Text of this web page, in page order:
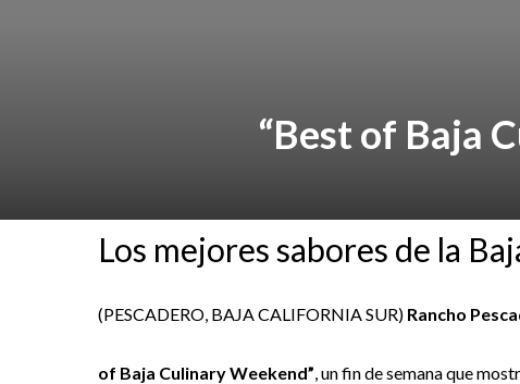
“Best of Baja
Los mejores sabores de la
(PESCADERO, BAJA CALIFORNIA SUR) Rancho
of Baja Culinary Weekend”, un fin de semana que